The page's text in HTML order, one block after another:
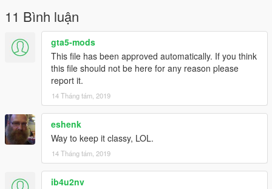
11 Bình luận
gta5-mods
This file has been approved automatically. If you think
this file should not be here for any reason please
report it.
14 Tháng tám, 2019
eshenk
Way to keep it classy, LOL.
14 Tháng tám, 2019
ib4u2nv